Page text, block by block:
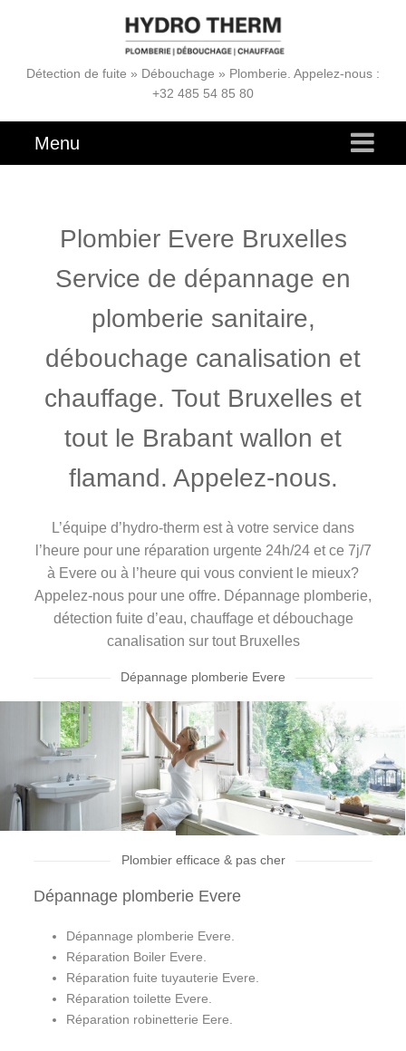
Détection de fuite » Débouchage » Plomberie. Appelez-nous :
+32 485 54 85 80
Menu
Plombier Evere Bruxelles
Service de dépannage en
plomberie sanitaire,
débouchage canalisation et
chauffage. Tout Bruxelles et
tout le Brabant wallon et
flamand. Appelez-nous.
L’équipe d’hydro-therm est à votre service dans
l’heure pour une réparation urgente 24h/24 et ce 7j/7
à Evere ou à l’heure qui vous convient le mieux?
Appelez-nous pour une offre. Dépannage plomberie,
détection fuite d’eau, chauffage et débouchage
canalisation sur tout Bruxelles
Dépannage plomberie Evere
Plombier efficace & pas cher
Dépannage plomberie Evere
Dépannage plomberie Evere.
Réparation Boiler Evere.
Réparation fuite tuyauterie Evere.
Réparation toilette Evere.
Réparation robinetterie Eere.